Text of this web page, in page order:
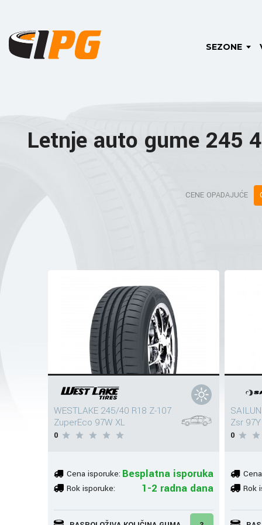
SEZONE
Letnje auto gume 245
CENE OPADAJUĆE
WESTLAKE 245/40 R18 Z-107
ZuperEco 97W XL
0
Cena isporuke: Besplatna isporuka
Rok isporuke: 1-2 radna dana
Zsr
0
Rok